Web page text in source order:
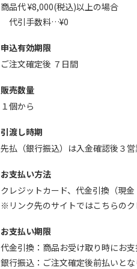
商品代 ¥8,000(税込)以上の場合
代引手数料…¥0
申込有効期限
ご注文確定後 ７日間
販売数量
１個から
引渡し時期
先払（銀行振込）は入金確認
お支払い方法
クレジットカード、代金引換（現
※リンク先のサイトではこちらのク
お支払い期限
代金引換：商品お受け取り時にお支
銀行振込：ご注文確定後前払いとな